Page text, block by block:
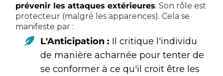
prévenir les attaques extérieures. Son rôle est
protecteur (malgré les apparences). Cela se
manifeste par :
L'Anticipation : Il critique l'individu
de manière acharnée pour tenter de
se conformer à ce qu'il croit être les